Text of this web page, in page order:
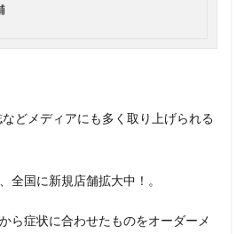
どメディアにも多く取り上げられる
全国に新規店舗拡大中！。
ら症状に合わせたものをオーダーメ